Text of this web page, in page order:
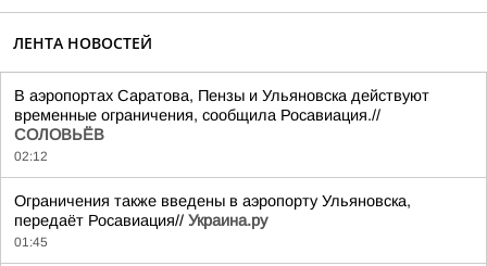
ЛЕНТА НОВОСТЕЙ
В аэропортах Саратова, Пензы и Ульяновска действуют
временные ограничения, сообщила Росавиация.//
СОЛОВЬЁВ
02:12
Ограничения также введены в аэропорту Ульяновска,
передаёт Росавиация// Украина.ру
01:45